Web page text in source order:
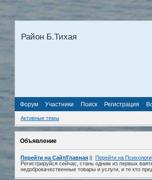
Район Б.Тихая
Форум Участники Поиск Регистрация
Активные темы
Объявление
Перейти на Сайт/Главная Перейти на
Регистрируйся сейчас, стань одним из первых
недоброкачественные товары и услуги, и те кто